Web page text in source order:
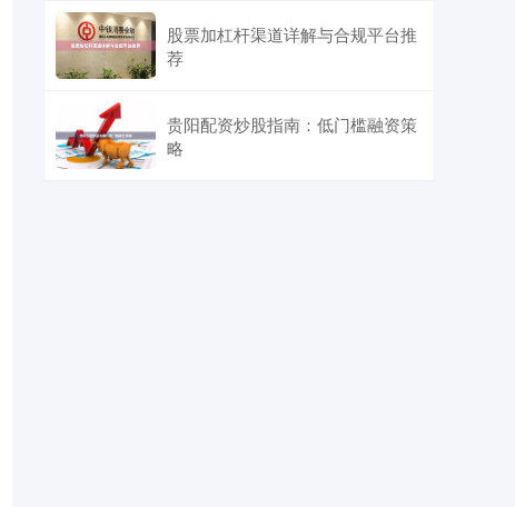
股票加杠杆渠道详解与合规平台推
荐
贵阳配资炒股指南：低门槛融资策
略